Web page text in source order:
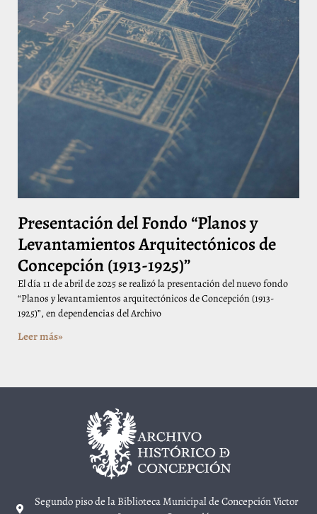
Presentación del Fondo “Planos y
Levantamientos Arquitectónicos de
Concepción (1913-1925)”
El día 11 de abril de 2025 se realizó la presentación del nuevo fondo
“Planos y levantamientos arquitectónicos de Concepción (1913-
1925)”, en dependencias del Archivo
Leer más»
Segundo piso de la Biblioteca Municipal de Concepción Victor